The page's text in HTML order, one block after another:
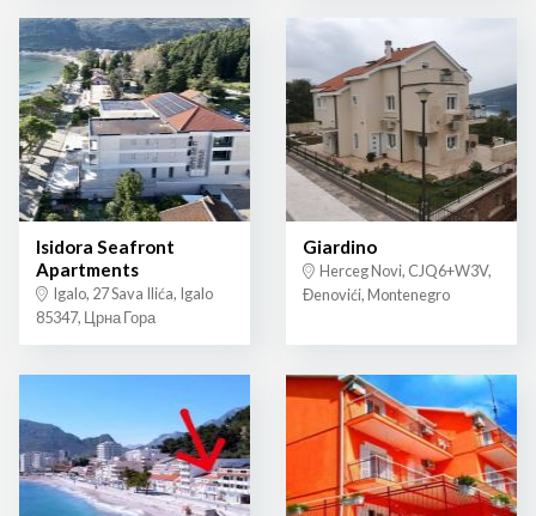
Isidora Seafront
Apartments
Igalo, 27 Sava Ilića, Igalo
85347, Црна Гора
Giardino
Herceg Novi, CJQ6+W3V,
Đenovići, Montenegro